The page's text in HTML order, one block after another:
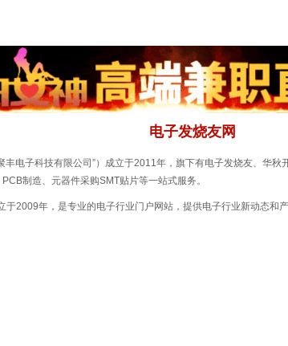
电子发烧友网
丰电子科技有限公司”）成立于2011年，旗下有电子发烧友、华
制造、元器件采购SMT贴片等一站式服务。
于2009年，是专业的电子行业门户网站，提供电子行业新动态和